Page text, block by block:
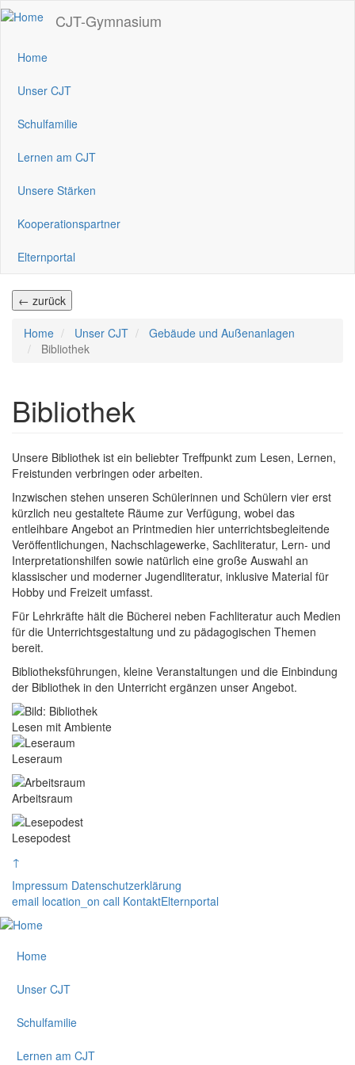
Direkt
zum
CJT-Gymnasium
Home
Unser CJT
Schulfamilie
Lernen am CJT
Unsere Stärken
Kooperationspartner
Elternportal
← zurück
Home Unser CJT
Gebäude und Außenanlagen
Bibliothek
Bibliothek
Unsere Bibliothek ist ein beliebter Treffpunkt zum Lesen, Lernen,
Freistunden verbringen oder arbeiten.
Inzwischen stehen unseren Schülerinnen und Schülern vier erst
kürzlich neu gestaltete Räume zur Verfügung, wobei das
entleihbare Angebot an Printmedien hier unterrichtsbegleitende
Veröffentlichungen, Nachschlagewerke, Sachliteratur, Lern- und
Interpretationshilfen sowie natürlich eine große Auswahl an
klassischer und moderner Jugendliteratur, inklusive Material für
Hobby und Freizeit umfasst.
Für Lehrkräfte hält die Bücherei neben Fachliteratur auch Medien
für die Unterrichtsgestaltung und zu pädagogischen Themen
bereit.
Bibliotheksführungen, kleine Veranstaltungen und die Einbindung
der Bibliothek in den Unterricht ergänzen unser Angebot.
Lesen mit Ambiente
Image
Bildunterschrift
Leseraum
Image
Bildunterschrift
Arbeitsraum
Image
Bildunterschrift
Lesepodest
↑
Impressum Datenschutzerklärung
email location_on call KontaktElternportal
Home
Unser CJT
Schulfamilie
Lernen am CJT